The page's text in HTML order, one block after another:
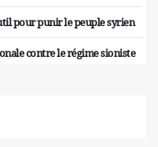
pour punir le peuple syrien
contre le régime sioniste